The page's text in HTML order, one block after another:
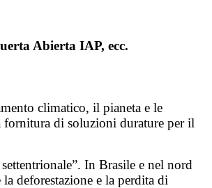
Abierta IAP, ecc.
climatico, il pianeta e le
fornitura di soluzioni durature per il
In Brasile e nel nord
deforestazione e la perdita di